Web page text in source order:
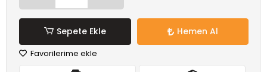
Sepete Ekle Hemen Al
Favorilerime ekle